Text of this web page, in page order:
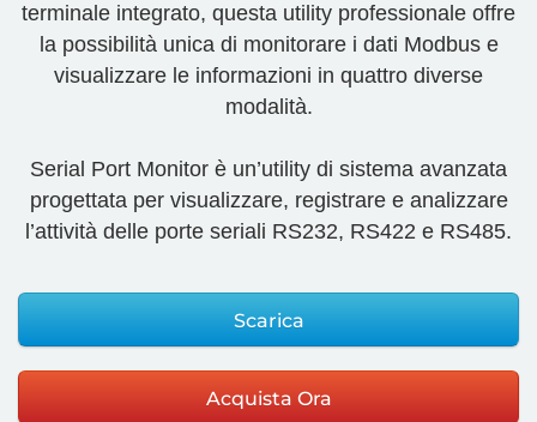
terminale integrato, questa utility professionale offre
la possibilità unica di monitorare i dati Modbus e
visualizzare le informazioni in quattro diverse
modalità.
Serial Port Monitor è un’utility di sistema avanzata
progettata per visualizzare, registrare e analizzare
l’attività delle porte seriali RS232, RS422 e RS485.
Scarica
Acquista Ora